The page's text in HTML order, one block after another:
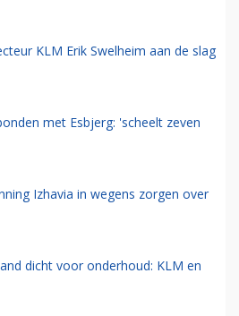
KLM Erik Swelheim aan de slag
met Esbjerg: 'scheelt zeven
Izhavia in wegens zorgen over
dicht voor onderhoud: KLM en